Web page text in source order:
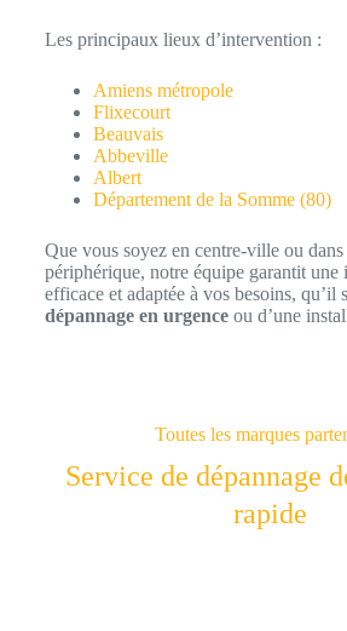
Les principaux lieux d’intervention :
Amiens métropole
Flixecourt
Beauvais
Abbeville
Albert
Département de la Somme (80)
Que vous soyez en centre-ville ou
périphérique, notre équipe garantit une
efficace et adaptée à vos besoins, qu’il
dépannage en urgenceou d’une
Toutes les marques
Service de dépannage
rapide